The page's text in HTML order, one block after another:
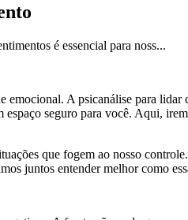
é essencial para noss...
A psicanálise para
seguro para você. Aqui,
que fogem ao nosso
juntos entender melhor como